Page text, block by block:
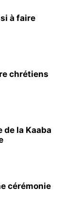
à faire
chrétiens
la Kaaba
cérémonie